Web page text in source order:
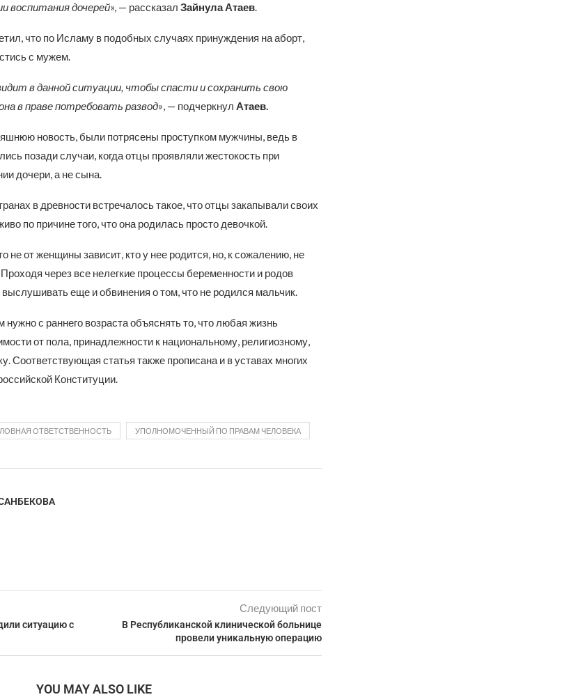
воспитания дочерей», — рассказал Зайнула Атаев.
что по Исламу в подобных случаях принуждения на аборт,
с мужем.
в данной ситуации, чтобы спасти и сохранить свою
в праве потребовать развод», — подчеркнул Атаев.
новость, были потрясены проступком мужчины, ведь в
позади случаи, когда отцы проявляли жестокость при
дочери, а не сына.
в древности встречалось такое, что отцы закапывали своих
по причине того, что она родилась просто девочкой.
не от женщины зависит, кто у нее родится, но, к сожалению, не
через все нелегкие процессы беременности и родов
еще и обвинения о том, что не родился мальчик.
с раннего возраста объяснять то, что любая жизнь
от пола, принадлежности к национальному, религиозному,
Соответствующая статья также прописана и в уставах многих
Конституции.
ОТВЕТСТВЕННОСТЬ УПОЛНОМОЧЕННЫЙ ПО ПРАВАМ ЧЕЛОВЕКА
ситуацию с
Следующий пост
В Республиканской клинической больнице
провели уникальную операцию
YOU MAY ALSO LIKE